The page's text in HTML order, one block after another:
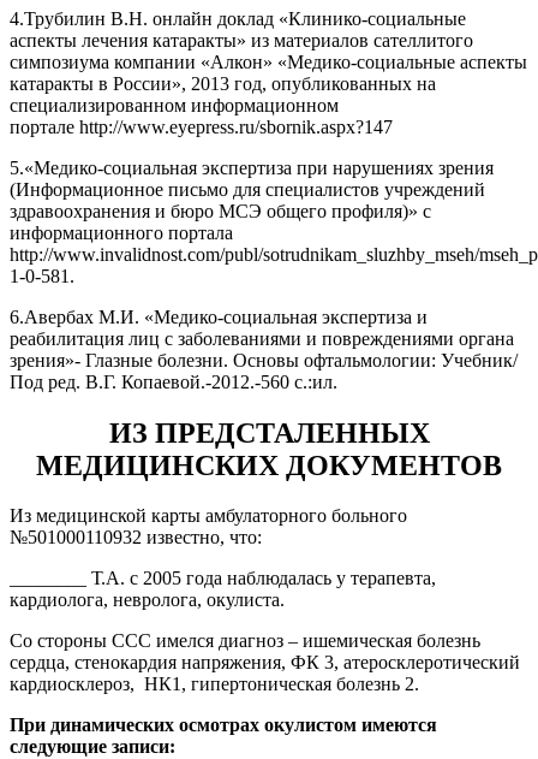
4.Трубилин В.Н. онлайн доклад «Клинико-социальные
аспекты лечения катаракты» из материалов сателлитого
симпозиума компании «Алкон» «Медико-социальные аспекты
катаракты в России», 2013 год, опубликованных на
специализированном информационном
портале http://www.eyepress.ru/sbornik.aspx?147
5.«Медико-социальная экспертиза при нарушениях зрения
(Информационное письмо для специалистов учреждений
здравоохранения и бюро МСЭ общего профиля)» с
информационного портала
http://www.invalidnost.com/publ/sotrudnikam_sluzhby_mseh/
1-0-581.
6.Авербах М.И. «Медико-социальная экспертиза и
реабилитация лиц с заболеваниями и повреждениями органа
зрения»- Глазные болезни. Основы офтальмологии: Учебник/
Под ред. В.Г. Копаевой.-2012.-560 с.:ил.
ИЗ ПРЕДСТАЛЕННЫХ
МЕДИЦИНСКИХ ДОКУМЕНТОВ
Из медицинской карты амбулаторного больного
№501000110932 известно, что:
________ Т.А. с 2005 года наблюдалась у терапевта,
кардиолога, невролога, окулиста.
Со стороны ССС имелся диагноз – ишемическая болезнь
сердца, стенокардия напряжения, ФК 3, атеросклеротический
кардиосклероз, НК1, гипертоническая болезнь 2.
При динамических осмотрах окулистом имеются
следующие записи: